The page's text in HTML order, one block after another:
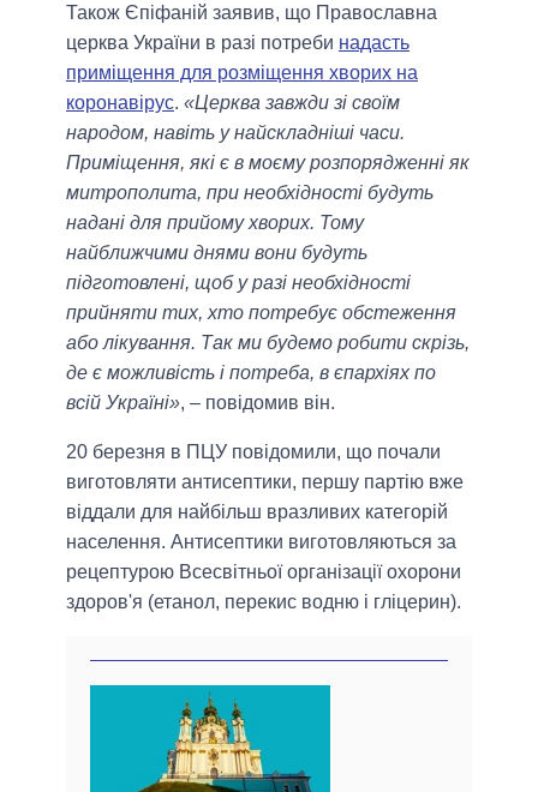
Також Єпіфаній заявив, що Православна
церква України в разі потреби надасть
приміщення для розміщення хворих на
коронавірус. «Церква завжди зі своїм
народом, навіть у найскладніші часи.
Приміщення, які є в моєму розпорядженні як
митрополита, при необхідності будуть
надані для прийому хворих. Тому
найближчими днями вони будуть
підготовлені, щоб у разі необхідності
прийняти тих, хто потребує обстеження
або лікування. Так ми будемо робити скрізь,
де є можливість і потреба, в єпархіях по
всій Україні», – повідомив він.
20 березня в ПЦУ повідомили, що почали
виготовляти антисептики, першу партію вже
віддали для найбільш вразливих категорій
населення. Антисептики виготовляються за
рецептурою Всесвітньої організації охорони
здоров'я (етанол, перекис водню і гліцерин).